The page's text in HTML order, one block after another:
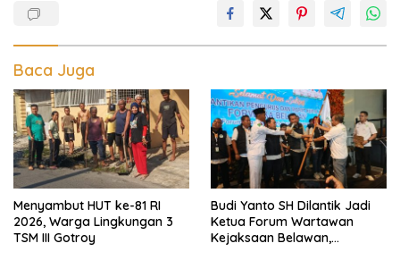
Baca Juga
Menyambut HUT ke-81 RI
2026, Warga Lingkungan 3
TSM III Gotroy
Budi Yanto SH Dilantik Jadi
Ketua Forum Wartawan
Kejaksaan Belawan,